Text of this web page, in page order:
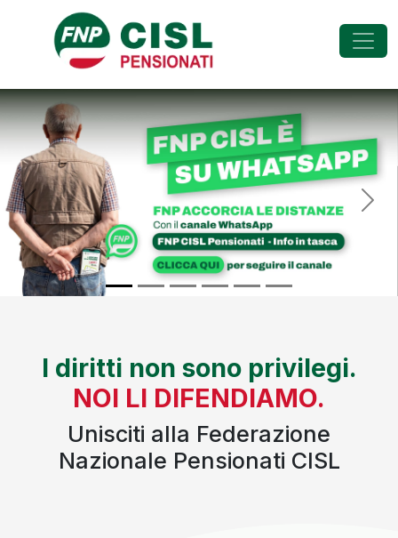
FNP - Federazione
Previous Next
I diritti non sono privilegi.
NOI LI DIFENDIAMO.
Unisciti alla Federazione
Nazionale Pensionati CISL